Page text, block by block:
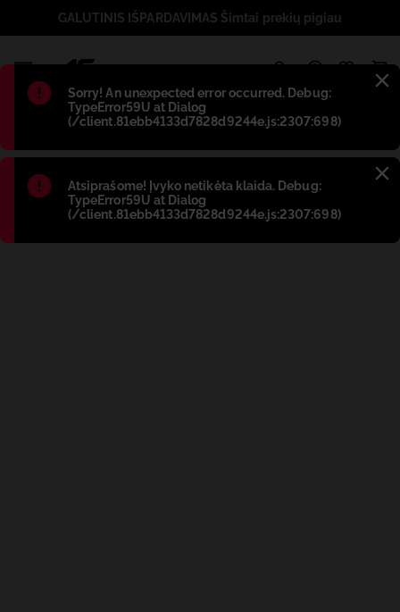
Błąd:
Sorry! An unexpected error occurred. Debug:
TypeError59U at Dialog
(/client.81ebb4133d7828d9244e.js:2307:698)
Błąd:
Atsiprašome! Įvyko netikėta klaida. Debug:
TypeError59U at Dialog
(/client.81ebb4133d7828d9244e.js:2307:698)
GALUTINIS IŠPARDAVIMAS Šimtai prekių pigiau